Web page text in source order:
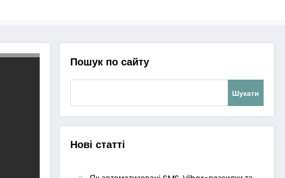
Пошук по сайту
Шукати
Нові статті